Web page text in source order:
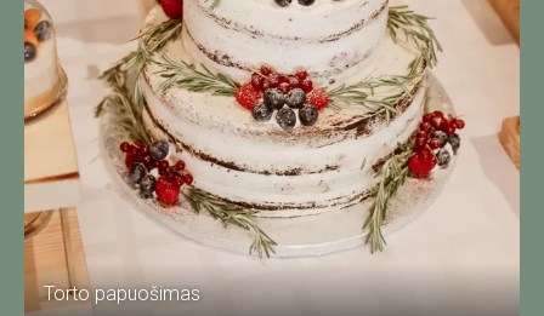
Torto papuošimas